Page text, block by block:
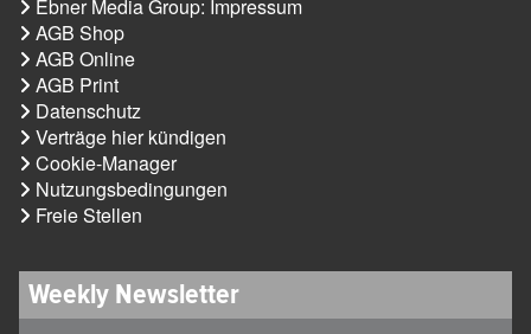
Ebner Media Group: Impressum
AGB Shop
AGB Online
AGB Print
Datenschutz
Verträge hier kündigen
Cookie-Manager
Nutzungsbedingungen
Freie Stellen
Weekly Newsletter